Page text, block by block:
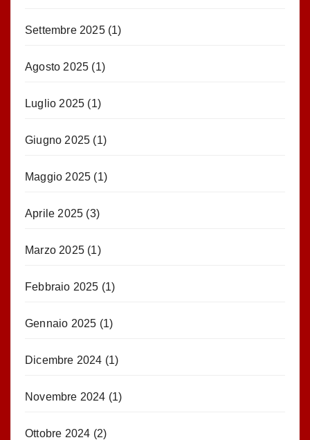
Settembre 2025(1)
Agosto 2025 (1)
Luglio 2025 (1)
Giugno 2025 (1)
Maggio 2025 (1)
Aprile 2025 (3)
Marzo 2025 (1)
Febbraio 2025 (1)
Gennaio 2025 (1)
Dicembre 2024 (1)
Novembre 2024 (1)
Ottobre 2024 (2)